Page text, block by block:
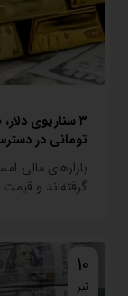
تومانی در
بازارهای مالی
گرفته‌اند و
10
تیر